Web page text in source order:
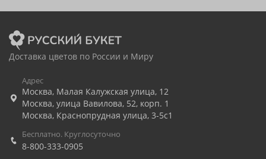
Доставка цветов по России и Миру
Адрес
Москва, Малая Калужская улица, 12
Москва, улица Вавилова, 52, корп. 1
Москва, Краснопрудная улица, 3-5с1
Бесплатно. Круглосуточно
8-800-333-0905